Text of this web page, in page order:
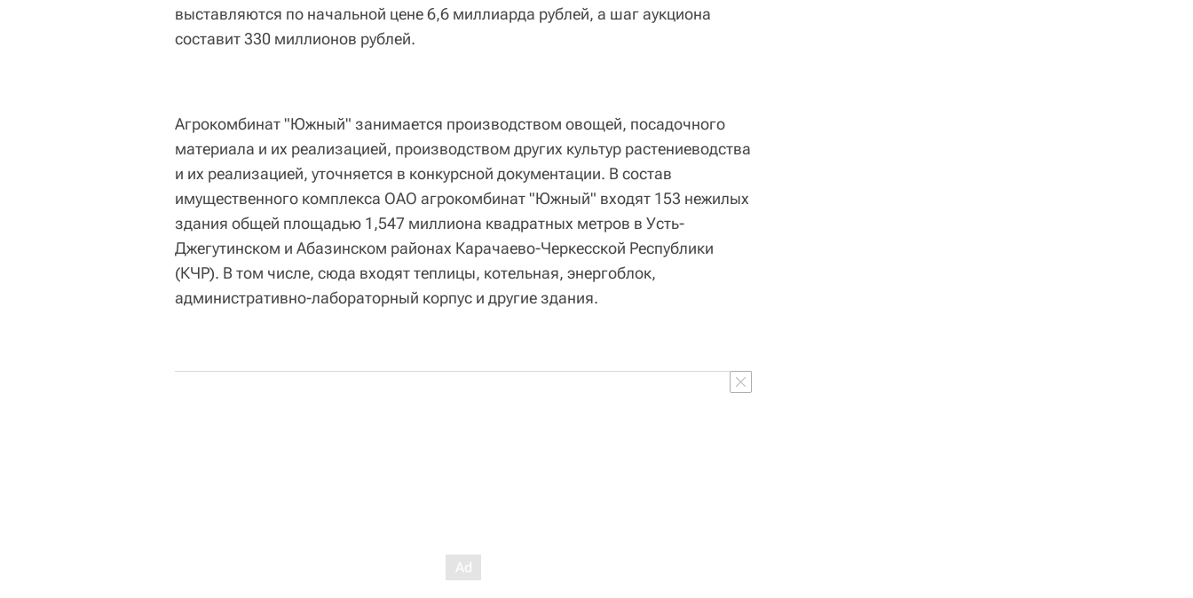
выставляются по начальной цене 6,6 миллиарда рублей, а шаг аукциона
составит 330 миллионов рублей.
Агрокомбинат "Южный" занимается производством овощей, посадочного
материала и их реализацией, производством других культур растениеводства
и их реализацией, уточняется в конкурсной документации. В состав
имущественного комплекса ОАО агрокомбинат "Южный" входят 153 нежилых
здания общей площадью 1,547 миллиона квадратных метров в Усть-
Джегутинском и Абазинском районах Карачаево-Черкесской Республики
(КЧР). В том числе, сюда входят теплицы, котельная, энергоблок,
административно-лабораторный корпус и другие здания.